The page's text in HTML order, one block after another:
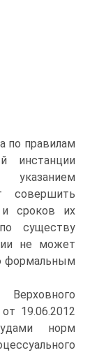
по правилам
инстанции
совершить
сроков их
существу
не может
формальным
Верховного
19.06.2012
норм